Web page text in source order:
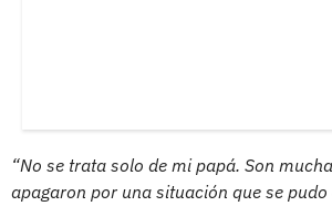
“No se trata solo de mi papá. Son
apagaron por una situación que se